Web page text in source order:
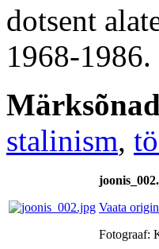
dotsent
1968-1986.
stalinism,
Vaata
Fotograaf: